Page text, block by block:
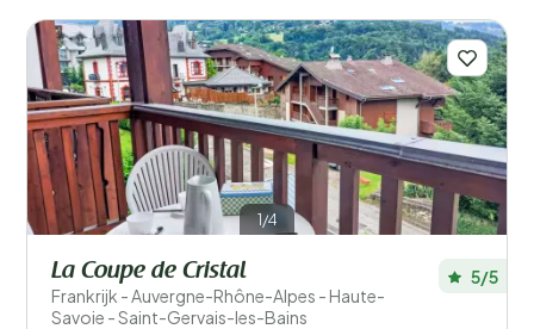
1/4
La Coupe de Cristal
Frankrijk - Auvergne-Rhône-Alpes - Haute-
Savoie - Saint-Gervais-les-Bains
5/5